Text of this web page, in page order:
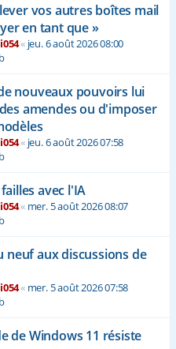
vos autres boîtes mail
en tant que »
« jeu. 6 août 2026 08:00
nouveaux pouvoirs lui
amendes ou d'imposer
« jeu. 6 août 2026 07:58
avec l'IA
« mer. 5 août 2026 08:07
neuf aux discussions de
« mer. 5 août 2026 07:58
de Windows 11 résiste